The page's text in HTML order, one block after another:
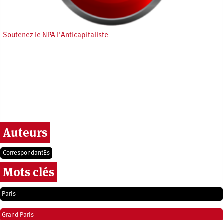
Soutenez le NPA l'Anticapitaliste
Auteurs
CorrespondantEs
Mots clés
Paris
Grand Paris